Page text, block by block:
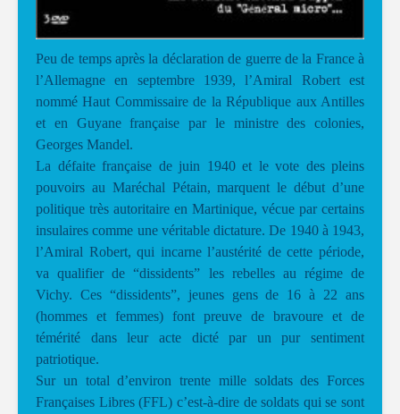
Peu de temps après la déclaration de guerre de la France à
l’Allemagne en septembre 1939, l’Amiral Robert est
nommé Haut Commissaire de la République aux Antilles
et en Guyane française par le ministre des colonies,
Georges Mandel.
La défaite française de juin 1940 et le vote des pleins
pouvoirs au Maréchal Pétain, marquent le début d’une
politique très autoritaire en Martinique, vécue par certains
insulaires comme une véritable dictature. De 1940 à 1943,
l’Amiral Robert, qui incarne l’austérité de cette période,
va qualifier de “dissidents” les rebelles au régime de
Vichy. Ces “dissidents”, jeunes gens de 16 à 22 ans
(hommes et femmes) font preuve de bravoure et de
témérité dans leur acte dicté par un pur sentiment
patriotique.
Sur un total d’environ trente mille soldats des Forces
Françaises Libres (FFL) c’est-à-dire de soldats qui se sont